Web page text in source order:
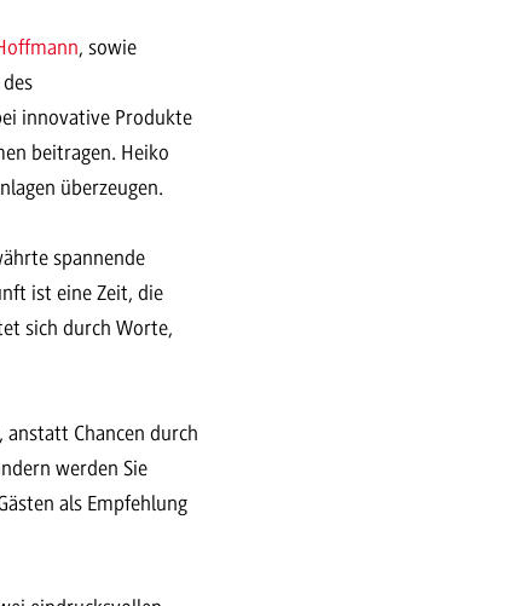
, sowie
innovative Produkte
beitragen. Heiko
überzeugen.
spannende
ist eine Zeit, die
sich durch Worte,
Chancen durch
werden Sie
als Empfehlung